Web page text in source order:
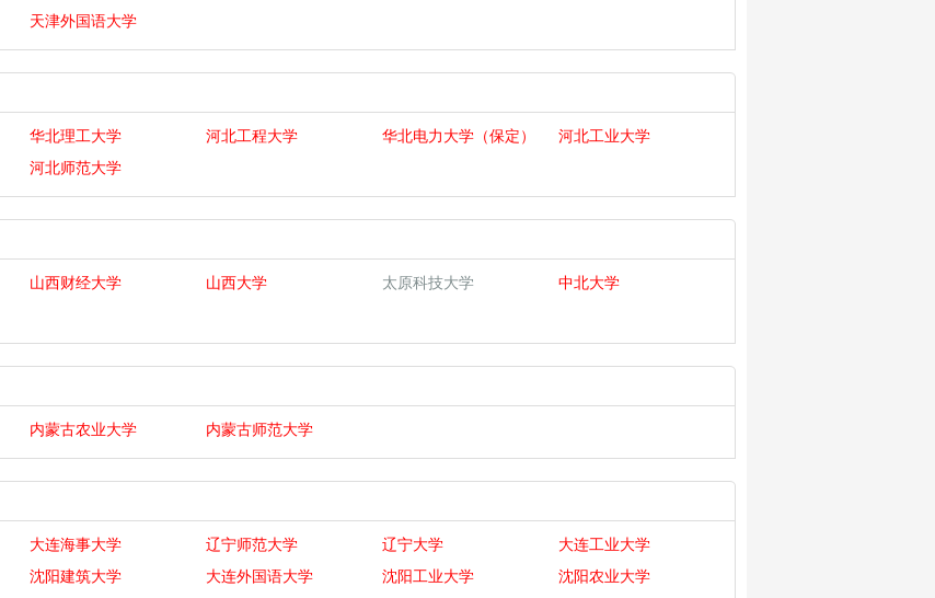
天津外国语大学
华北理工大学 河北工程大学 华北电力大学（保定）
河北工业大学
河北师范大学
山西财经大学 山西大学 太原科技大学
中北大学
内蒙古农业大学 内蒙古师范大学
大连海事大学 辽宁师范大学 辽宁大学
大连工业大学
沈阳建筑大学 大连外国语大学 沈阳工业大学
沈阳农业大学